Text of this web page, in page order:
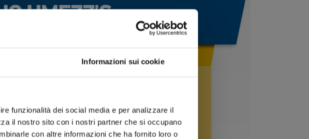
Informazioni sui cookie
funzionalità dei social media e per analizzare il
il nostro sito con i nostri partner che si occupano
con altre informazioni che ha fornito loro o